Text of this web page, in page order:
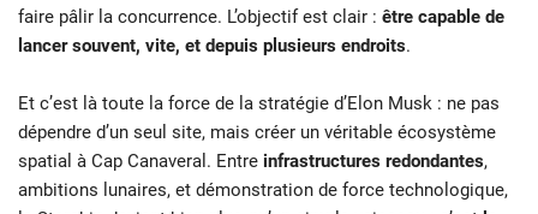
faire pâlir la concurrence. L’objectif est clair : être capable de
lancer souvent, vite, et depuis plusieurs endroits.
Et c’est là toute la force de la stratégie d’Elon Musk : ne pas
dépendre d’un seul site, mais créer un véritable écosystème
spatial à Cap Canaveral. Entre infrastructures redondantes,
ambitions lunaires, et démonstration de force technologique,